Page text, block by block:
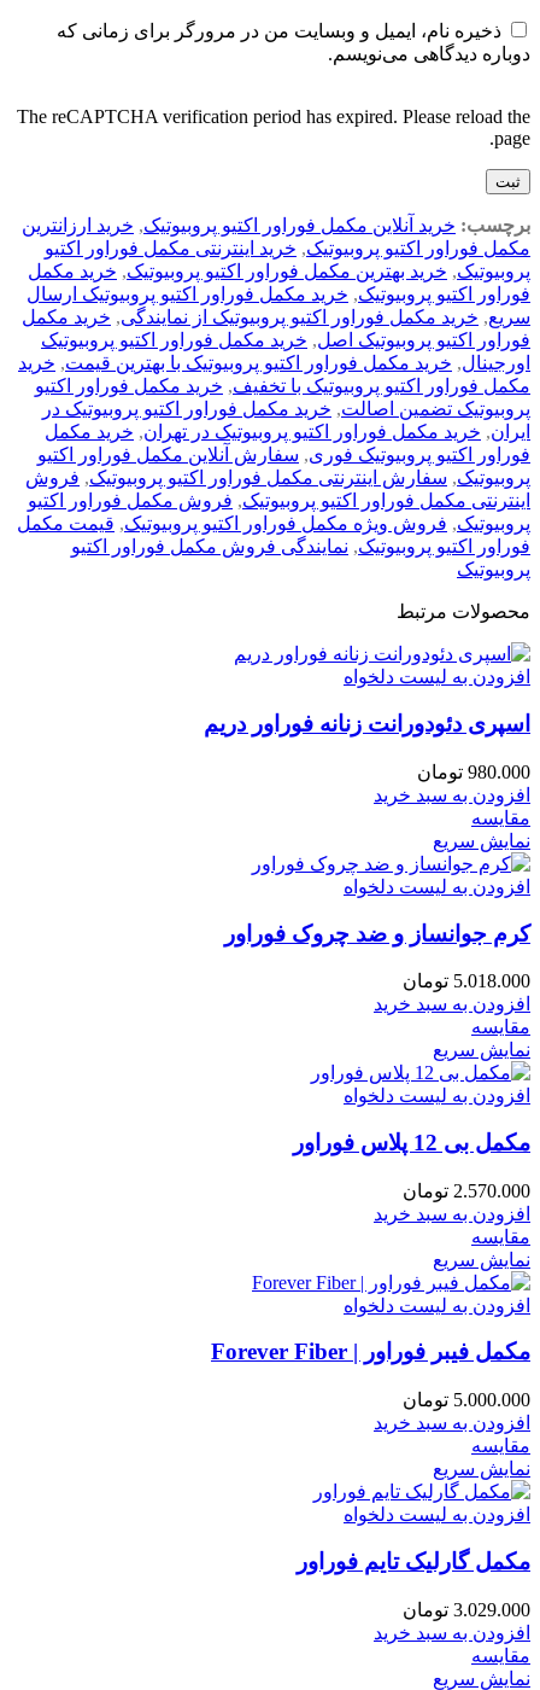
ذخیره نام، ایمیل و وبسایت من در مرورگر برای زمانی که
دوباره دیدگاهی می‌نویسم.
The reCAPTCHA verification period has expired. Please reload the
page.
برچسب: خرید آنلاین مکمل فوراور اکتیو پروبیوتیک, خرید ارزانترین
مکمل فوراور اکتیو پروبیوتیک, خرید اینترنتی مکمل فوراور اکتیو
پروبیوتیک, خرید بهترین مکمل فوراور اکتیو پروبیوتیک, خرید مکمل
فوراور اکتیو پروبیوتیک, خرید مکمل فوراور اکتیو پروبیوتیک ارسال
سریع, خرید مکمل فوراور اکتیو پروبیوتیک از نمایندگی, خرید مکمل
فوراور اکتیو پروبیوتیک اصل, خرید مکمل فوراور اکتیو پروبیوتیک
اورجینال, خرید مکمل فوراور اکتیو پروبیوتیک با بهترین قیمت, خرید
مکمل فوراور اکتیو پروبیوتیک با تخفیف, خرید مکمل فوراور اکتیو
پروبیوتیک تضمین اصالت, خرید مکمل فوراور اکتیو پروبیوتیک در
ایران, خرید مکمل فوراور اکتیو پروبیوتیک در تهران, خرید مکمل
فوراور اکتیو پروبیوتیک فوری, سفارش آنلاین مکمل فوراور اکتیو
پروبیوتیک, سفارش اینترنتی مکمل فوراور اکتیو پروبیوتیک, فروش
اینترنتی مکمل فوراور اکتیو پروبیوتیک, فروش مکمل فوراور اکتیو
پروبیوتیک, فروش ویژه مکمل فوراور اکتیو پروبیوتیک, قیمت مکمل
فوراور اکتیو پروبیوتیک, نمایندگی فروش مکمل فوراور اکتیو
پروبیوتیک
محصولات مرتبط
افزودن به لیست دلخواه
اسپری دئودورانت زنانه فوراور دریم
980.000 تومان
افزودن به سبد خرید
مقایسه
نمایش سریع
افزودن به لیست دلخواه
کرم جوانساز و ضد چروک فوراور
5.018.000 تومان
افزودن به سبد خرید
مقایسه
نمایش سریع
افزودن به لیست دلخواه
مکمل بی 12 پلاس فوراور
2.570.000 تومان
افزودن به سبد خرید
مقایسه
نمایش سریع
افزودن به لیست دلخواه
مکمل فیبر فوراور | Forever Fiber
5.000.000 تومان
افزودن به سبد خرید
مقایسه
نمایش سریع
افزودن به لیست دلخواه
مکمل گارلیک تایم فوراور
3.029.000 تومان
افزودن به سبد خرید
مقایسه
نمایش سریع